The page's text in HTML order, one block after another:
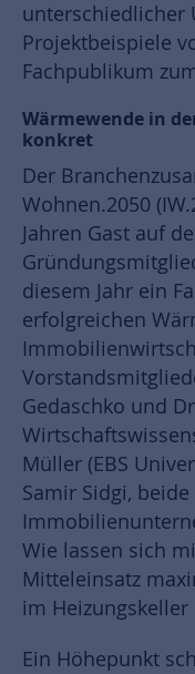
unterschiedlicher
Projektbeispiele
Fachpublikum
Wärmewende in
konkret
Der
Wohnen.2050
Jahren Gast auf
diesem Jahr ein
erfolgreichen
Gedaschko und
Müller (EBS
Samir Sidgi,
Wie lassen sich
Mitteleinsatz
im Heizungskeller
Ein Höhepunkt